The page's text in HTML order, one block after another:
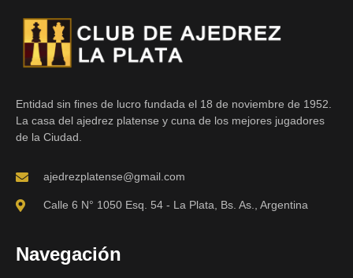
Entidad sin fines de lucro fundada el 18 de noviembre de 1952.
La casa del ajedrez platense y cuna de los mejores jugadores
de la Ciudad.
ajedrezplatense@gmail.com
Calle 6 N° 1050 Esq. 54 - La Plata, Bs. As., Argentina
Navegación